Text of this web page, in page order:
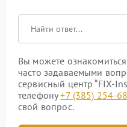
Вы можете
часто задаваемыми
сервисный центр “FIX-
телефону+7 (385) 254-
свой вопрос.